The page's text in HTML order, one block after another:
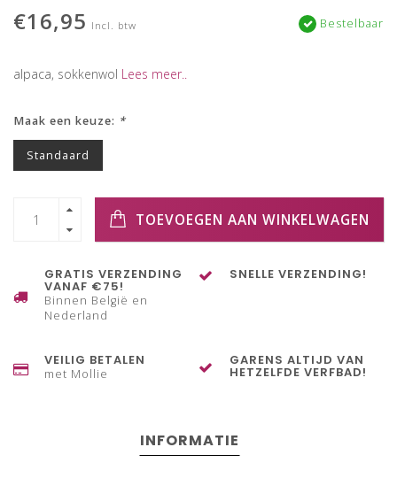
€16,95 Incl. btw Bestelbaar
alpaca, sokkenwol Lees meer..
Maak een keuze: *
Standaard
TOEVOEGEN AAN WINKELWAGEN
GRATIS VERZENDING
VANAF €75!
Binnen België en
Nederland
SNELLE VERZENDING!
VEILIG BETALEN
met Mollie
GARENS ALTIJD VAN
HETZELFDE VERFBAD!
INFORMATIE